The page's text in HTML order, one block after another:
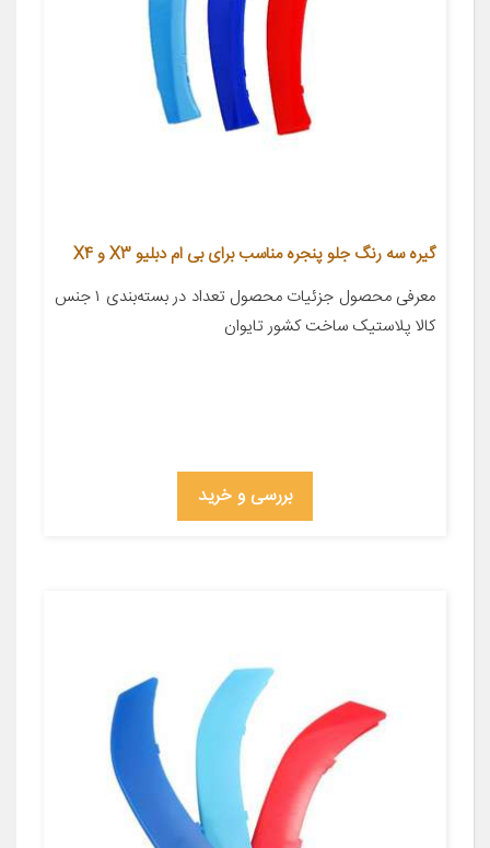
گیره سه رنگ جلو پنجره مناسب برای بی ام دبلیو X3 و X4
معرفی محصول جزئیات محصول تعداد در بسته‌بندی ۱ جنس
کالا پلاستیک ساخت کشور تایوان
بررسی و خرید